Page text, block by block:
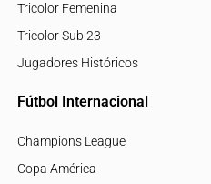
Tricolor Femenina
Tricolor Sub 23
Jugadores Históricos
Fútbol Internacional
Champions League
Copa América